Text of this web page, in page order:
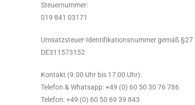
Steuernummer:
019 841 03171
Umsatzsteuer-Identifikationsnummer gemäß §27
DE311573152
Kontakt (9.00 Uhr bis 17:00 Uhr):
Telefon & Whatsapp: +49 (0) 60 50 30 76 786
Telefon: +49 (0) 60 50 69 39 843